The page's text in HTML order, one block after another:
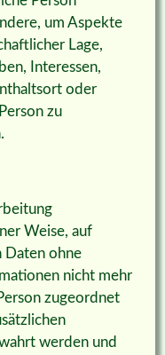
um Aspekte
Lage,
Interessen,
oder
zu
Weise, auf
Daten ohne
nicht mehr
zugeordnet
werden und